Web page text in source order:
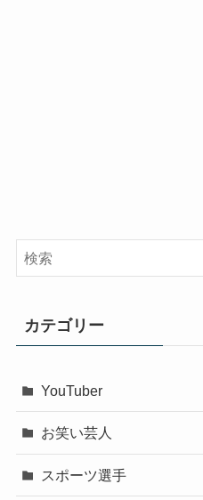
カテゴリー
YouTuber
お笑い芸人
スポーツ選手